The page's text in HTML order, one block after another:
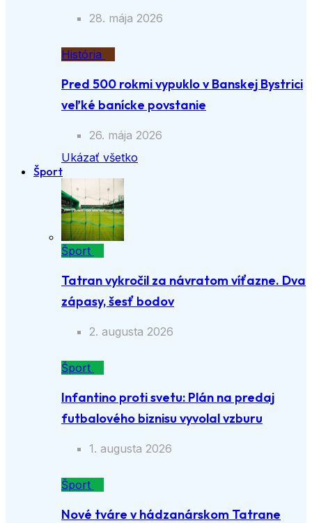
28. mája 2026
História
Pred 500 rokmi vypuklo v Banskej Bystrici
veľké banícke povstanie
26. mája 2026
Ukázať všetko
Šport
Šport
Tatran vykročil za návratom víťazne. Dva
zápasy, šesť bodov
2. augusta 2026
Šport
Infantino proti svetu: Plán na predaj
futbalového biznisu vyvolal vzburu
1. augusta 2026
Šport
Nové tváre v hádzanárskom Tatrane